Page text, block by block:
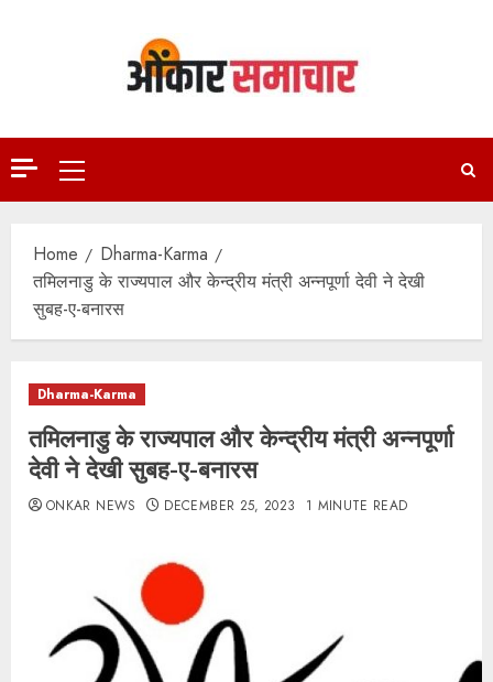
Primary
Menu
Home
Dharma-Karma
तमिलनाडु के राज्यपाल और केन्द्रीय मंत्री अन्नपूर्णा देवी ने देखी
सुबह-ए-बनारस
Dharma-Karma
तमिलनाडु के राज्यपाल और केन्द्रीय मंत्री अन्नपूर्णा
देवी ने देखी सुबह-ए-बनारस
ONKAR NEWS DECEMBER 25, 2023 1 MINUTE READ